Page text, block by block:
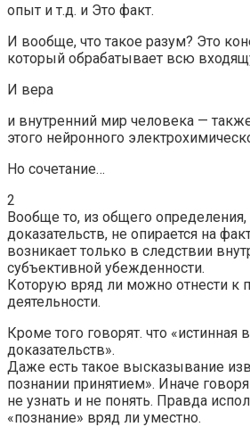
опыт и т.д. и Это факт.
И вообще, что такое разум? Это
который обрабатывает всю
И вера
и внутренний мир человека —
этого нейронного
Но сочетание…
2
Вообще то, из общего определения,
доказательств, не опирается на
возникает только в следствии
субъективной убежденности.
Которую вряд ли можно отнести к
деятельности.
Кроме того говорят. что «истинная
доказательств».
Даже есть такое высказывание
познании принятием». Иначе говоря
не узнать и не понять. Правда
«познание» вряд ли уместно.